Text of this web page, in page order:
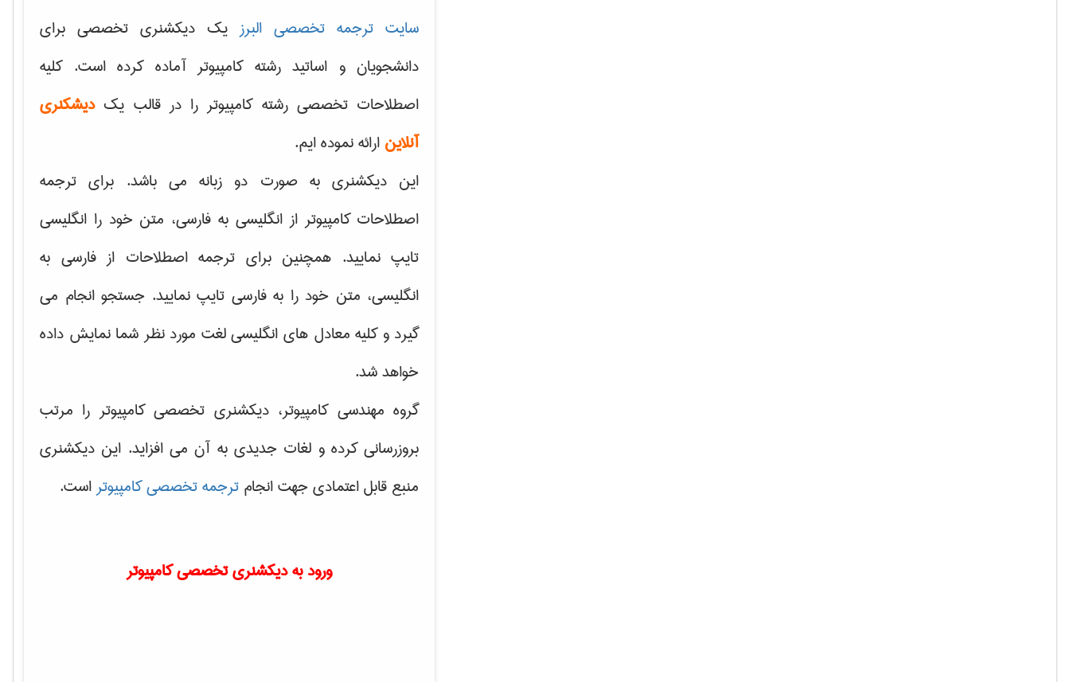
سایت ترجمه تخصصی البرزیک دیکشنری تخصصی برای
دانشجویان و اساتید رشته کامپیوتر آماده کرده است. کلیه
اصطلاحات تخصصی رشته کامپیوتر را در قالب یکدیشکنری
آنلاین ارائه نموده ایم.
این دیکشنری به صورت دو زبانه می باشد. برای ترجمه
اصطلاحات کامپیوتر از انگلیسی به فارسی، متن خود را انگلیسی
تایپ نمایید. همچنین برای ترجمه اصطلاحات از فارسی به
انگلیسی، متن خود را به فارسی تایپ نمایید. جستجو انجام می
گیرد و کلیه معادل های انگلیسی لغت مورد نظر شما نمایش داده
خواهد شد.
گروه مهندسی کامپیوتر، دیکشنری تخصصی کامپیوتر را مرتب
بروزرسانی کرده و لغات جدیدی به آن می افزاید. این دیکشنری
منبع قابل اعتمادی جهت انجام ترجمه تخصصی کامپیوتراست.
ورود به دیکشنری تخصصی کامپیوتر